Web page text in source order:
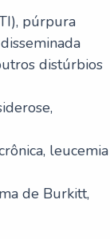
púrpura
distúrbios
leucemia
de Burkitt,